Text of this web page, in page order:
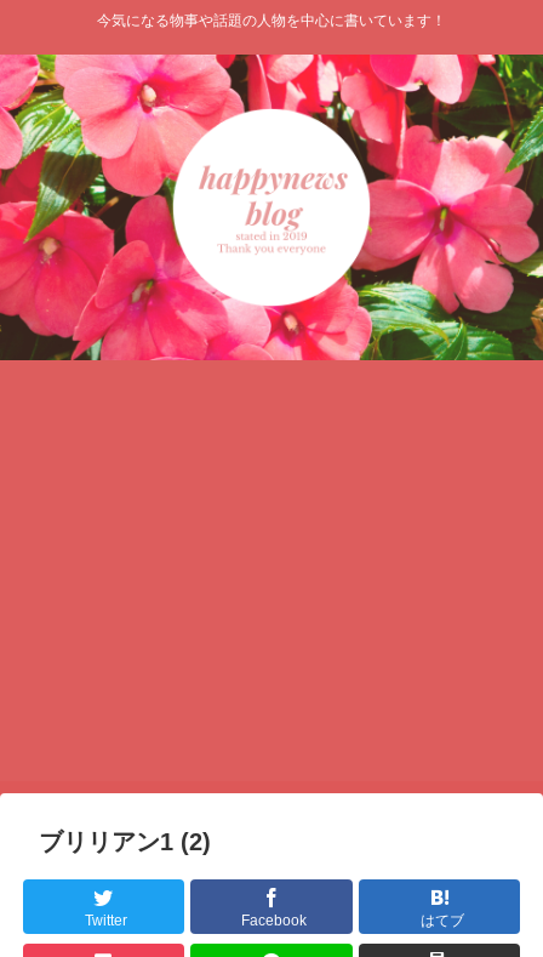
今気になる物事や話題の人物を中心に書いています！
ブリリアン1 (2)
Twitter Facebook はてブ